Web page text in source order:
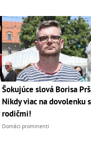
Šokujúce slová Borisa
Nikdy viac na dovolenku s
rodičmi!
Domáci prominenti